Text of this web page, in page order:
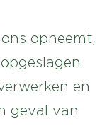
opneemt,
en
geval van